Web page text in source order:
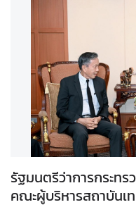
ะ
ค
ว
า
ม
โ
ป
ร่
รัฐมนตรีว่าการกระท
คณะผู้บริหารสถาบันเ